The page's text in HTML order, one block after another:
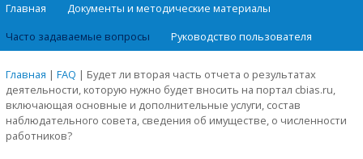
Главная
Документы и методические материалы
Часто задаваемые вопросы
Руководство пользователя
Главная | FAQ | Будет ли вторая часть отчета о результатах
деятельности, которую нужно будет вносить на портал cbias.ru,
включающая основные и дополнительные услуги, состав
наблюдательного совета, сведения об имуществе, о численности
работников?